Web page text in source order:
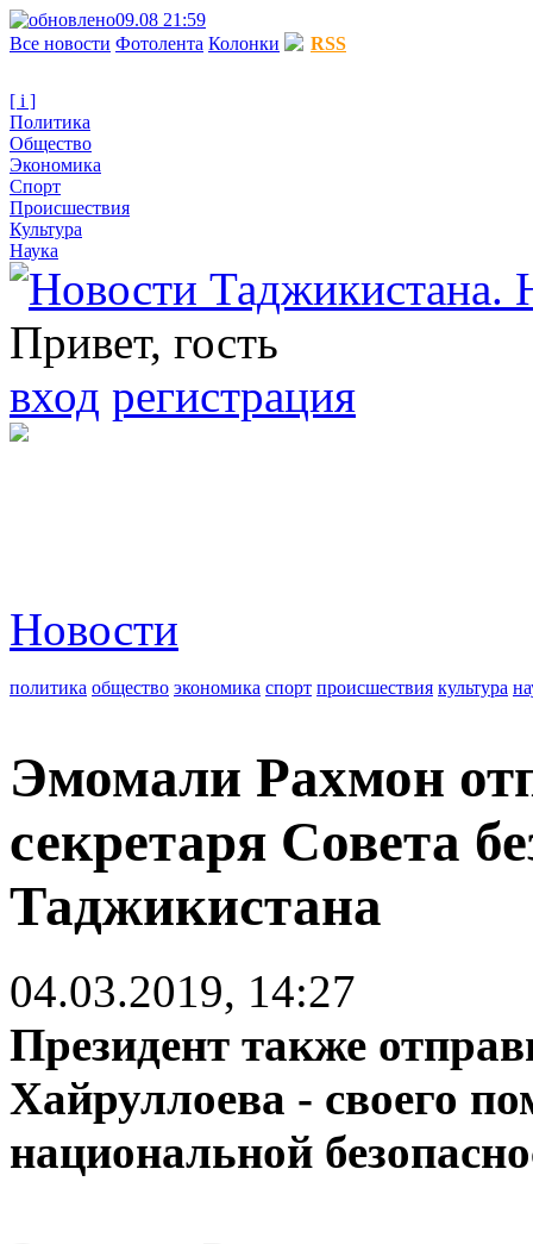
09.08 21:59
Все новости Фотолента Колонки RSS
[ i ]
Политика
Общество
Экономика
Спорт
Происшествия
Культура
Наука
Привет, гость
вход регистрация
Новости
политика общество экономика спорт происшествия культура
Эмомали Рахмон
секретаря Совета
Таджикистана
04.03.2019, 14:27
Президент также
Хайруллоева - своего
национальной